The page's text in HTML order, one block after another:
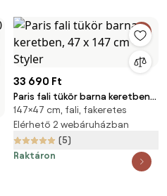
33 690 Ft
Paris fali tükör barna keretben,
47 x 147 cm - Styler
147×47 cm, fali, fakeretes
Elérhető 2 webáruházban
(5)
Raktáron